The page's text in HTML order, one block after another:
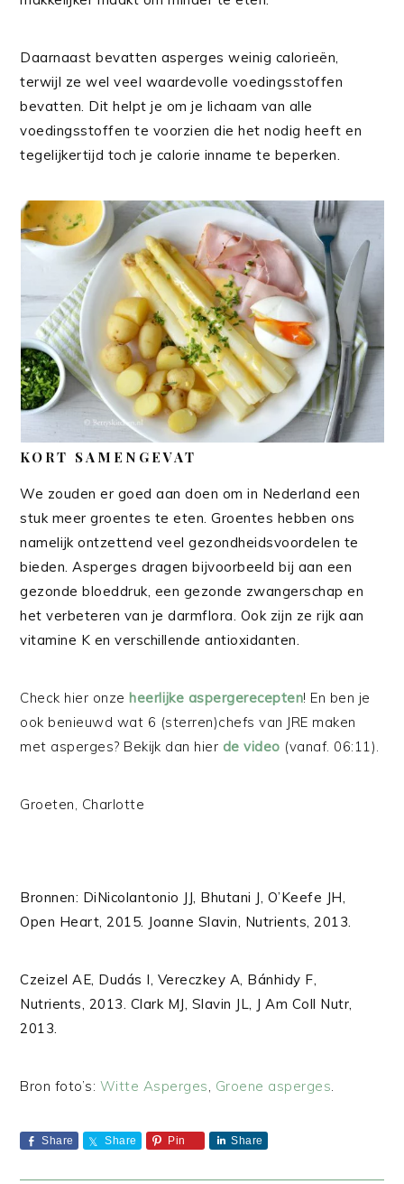
Daarnaast bevatten asperges weinig calorieën,
terwijl ze wel veel waardevolle voedingsstoffen
bevatten. Dit helpt je om je lichaam van alle
voedingsstoffen te voorzien die het nodig heeft en
tegelijkertijd toch je calorie inname te beperken.
KORT SAMENGEVAT
We zouden er goed aan doen om in Nederland een
stuk meer groentes te eten. Groentes hebben ons
namelijk ontzettend veel gezondheidsvoordelen te
bieden. Asperges dragen bijvoorbeeld bij aan een
gezonde bloeddruk, een gezonde zwangerschap en
het verbeteren van je darmflora. Ook zijn ze rijk aan
vitamine K en verschillende antioxidanten.
Check hier onzeheerlijke aspergerecepten! En ben je
ook benieuwd wat 6 (sterren)chefs van JRE maken
met asperges? Bekijk dan hier de video (vanaf. 06:11).
Groeten, Charlotte
Bronnen: DiNicolantonio JJ, Bhutani J, O’Keefe JH,
Open Heart, 2015. Joanne Slavin, Nutrients, 2013.
Czeizel AE, Dudás I, Vereczkey A, Bánhidy F,
Nutrients, 2013. Clark MJ, Slavin JL, J Am Coll Nutr,
2013.
Bron foto’s: Witte Asperges, Groene asperges.
Share Share Pin Share